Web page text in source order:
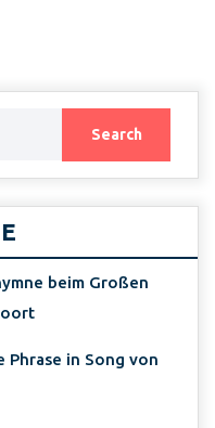
beim Großen
in Song von